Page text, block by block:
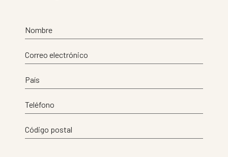
Nombre
Correo electrónico
País
Teléfono
Código postal